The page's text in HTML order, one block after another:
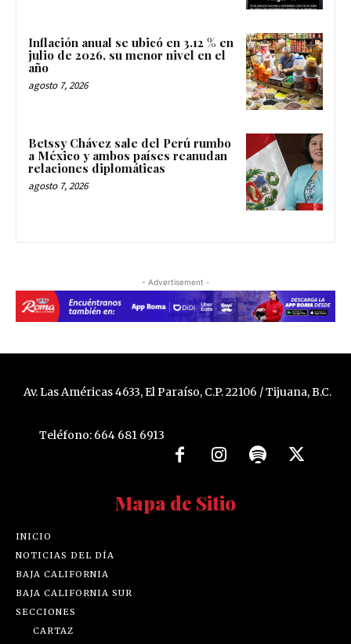
Inflación anual se ubicó en 3.12 % en
julio de 2026, su menor nivel en el
año
agosto 7, 2026
Betssy Chávez sale del Perú rumbo
a México y ambos países reanudan
relaciones diplomáticas
agosto 7, 2026
- Advertisement -
Av. Las Américas 4633, El Paraíso, C.P. 22106 / Tijuana, B.C.
Teléfono: 664 681 6913
Mapa de Sitio
INICIO
NOTICIAS DEL DÍA
BAJA CALIFORNIA
BAJA CALIFORNIA SUR
SECCIONES
CARTAZ